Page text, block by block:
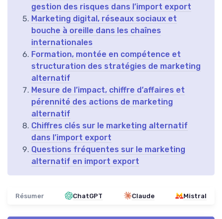
gestion des risques dans l’import export
Marketing digital, réseaux sociaux et
bouche à oreille dans les chaînes
internationales
Formation, montée en compétence et
structuration des stratégies de marketing
alternatif
Mesure de l’impact, chiffre d’affaires et
pérennité des actions de marketing
alternatif
Chiffres clés sur le marketing alternatif
dans l’import export
Questions fréquentes sur le marketing
alternatif en import export
Résumer ChatGPT Claude Mistral